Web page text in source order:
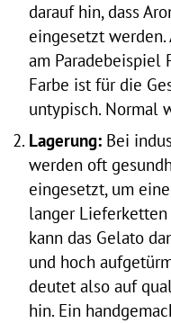
darauf hin, dass
eingesetzt werden.
am Paradebeispiel
Farbe ist für die
untypisch. Normal
Lagerung: Bei
werden oft
eingesetzt, um
langer Lieferketten
kann das Gelato
und hoch
deutet also auf
hin. Ein